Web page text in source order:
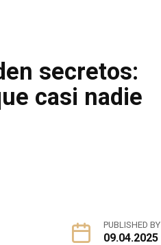
secretos:
casi nadie
PUBLISHED BY
09.04.2025